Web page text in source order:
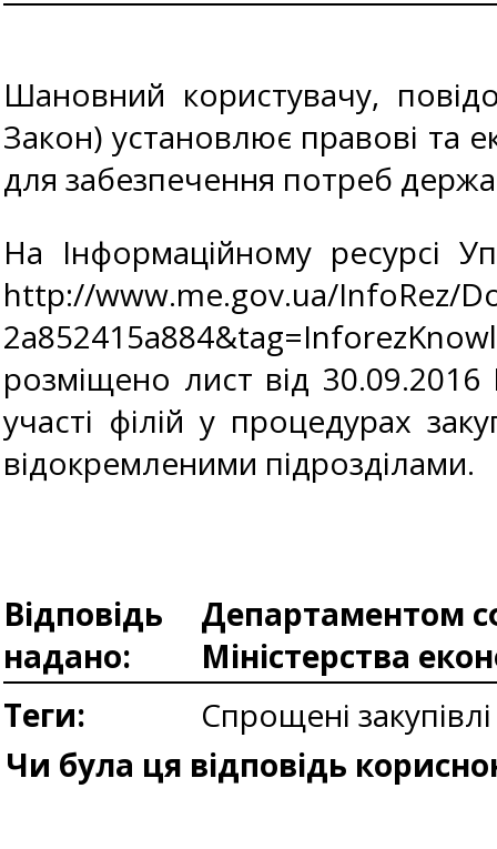
Шановний користувачу,
Закон) установлює правові та
для забезпечення потреб
На Інформаційному ресурсі
http://www.me.gov.ua/InfoRez/
розміщено лист від
участі філій у процедурах
відокремленими підрозділами.
Відповідь
надано:
Департаментом
Міністерства
Теги:
Спрощені
Чи була ця відповідь